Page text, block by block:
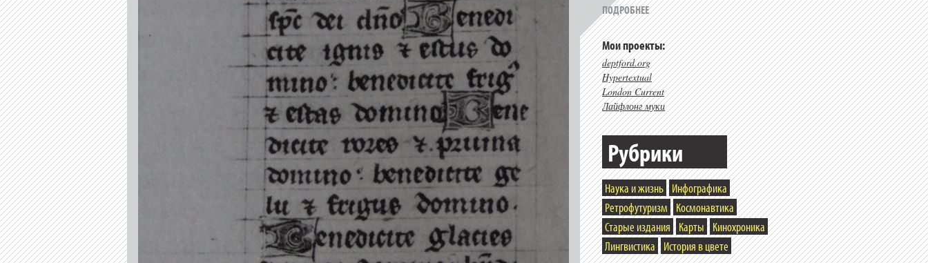
ПОДРОБНЕЕ
Мои проекты:
deptford.org
Hypertextual
London Current
Лайфлонг муки
Рубрики
Наука и жизнь Инфографика
Ретрофутуризм
Космонавтика
Старые издания
Карты
Кинохроника
Лингвистика
История в цвете